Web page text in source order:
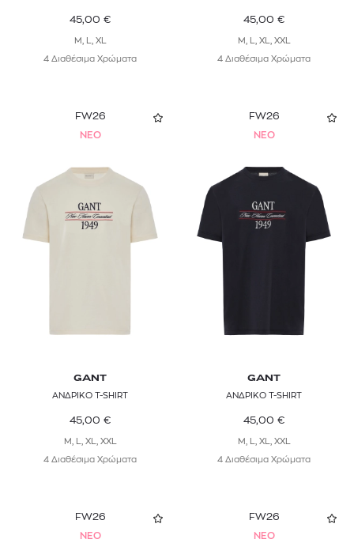
45,00 €
M, L, XL
4 Διαθέσιμα Χρώματα
45,00 €
M, L, XL, XXL
4 Διαθέσιμα Χρώματα
FW26
NEO
GANT
ΑΝΔΡΙΚΟ T-SHIRT
45,00 €
M, L, XL, XXL
4 Διαθέσιμα Χρώματα
FW26
NEO
GANT
ΑΝΔΡΙΚΟ T-SHIRT
45,00 €
M, L, XL, XXL
4 Διαθέσιμα Χρώματα
FW26
NEO
FW26
NEO